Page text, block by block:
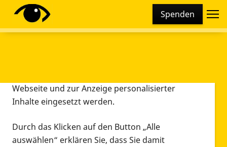
Spenden
Diese Webseite setzt verschiedene Cookies und
Tracking-Tools ein. Dies beinhaltet Cookies und
Webseite und zur Anzeige personalisierter
Inhalte eingesetzt werden.
Durch das Klicken auf den Button „Alle
auswählen“ erklären Sie, dass Sie damit